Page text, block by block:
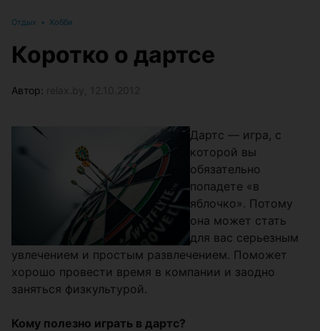
Отдых • Хобби
Коротко о дартсе
Автор:
Дартс — игра, с
которой вы
обязательно
попадете «в
яблочко». Потому
она может стать
для вас серьезным
увлечением и простым развлечением. Поможет
хорошо провести время в компании и заодно
заняться физкультурой.
Кому полезно играть в дартс?